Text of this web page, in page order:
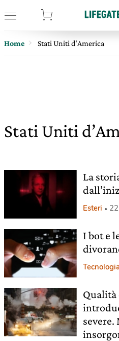
Home Stati Uniti d'America
Stati Uniti
La
Esteri
I bot e
Tecnologia
Qualità